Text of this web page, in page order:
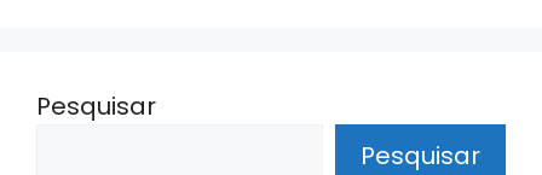
Pesquisar
Pesquisar